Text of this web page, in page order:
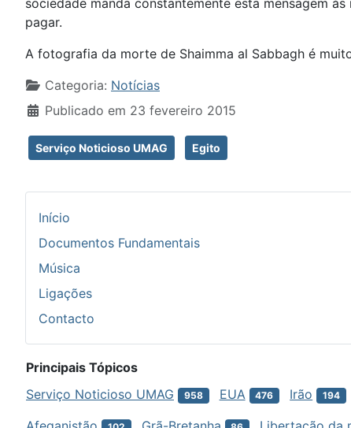
sociedade manda constantemente esta mensagem
pagar.
A fotografia da morte de Shaimma al Sabbagh é
Detalhes
Categoria: Notícias
Publicado em 23 fevereiro 2015
Serviço Noticioso UMAG Egito
Início
Documentos Fundamentais
Música
Ligações
Contacto
Principais Tópicos
Serviço Noticioso UMAG
958 EUA 476 Irão 194